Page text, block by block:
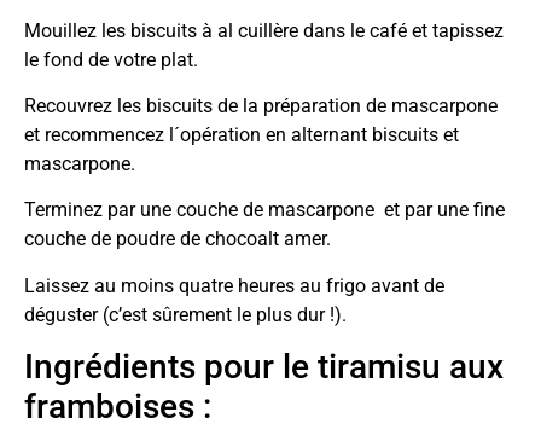
Mouillez les biscuits à al cuillère dans le café et tapissez
le fond de votre plat.
Recouvrez les biscuits de la préparation de mascarpone
et recommencez l´opération en alternant biscuits et
mascarpone.
Terminez par une couche de mascarpone et par une fine
couche de poudre de chocoalt amer.
Laissez au moins quatre heures au frigo avant de
déguster (c’est sûrement le plus dur !).
Ingrédients pour le tiramisu aux
framboises :